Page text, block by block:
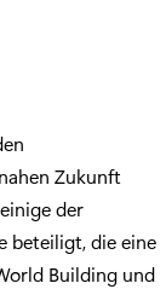
Zukunft
der
beteiligt, die eine
Building und